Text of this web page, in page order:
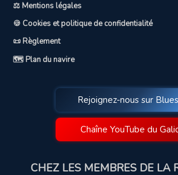
⚖️ Mentions légales
🍪 Cookies et politique de confidentialité
📜 Règlement
🗺️ Plan du navire
Rejoignez-nous sur
Chaîne YouTube du
CHEZ LES MEMBRES DE LA